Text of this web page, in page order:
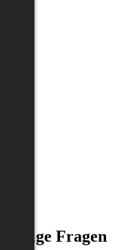
Fragen